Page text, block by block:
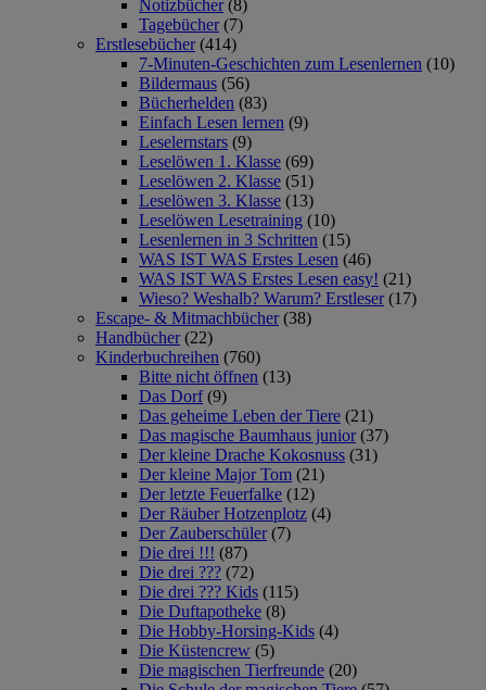
Notizbücher (8)
Tagebücher (7)
Erstlesebücher (414)
7-Minuten-Geschichten zum Lesenlernen (10)
Bildermaus (56)
Bücherhelden (83)
Einfach Lesen lernen (9)
Leselernstars (9)
Leselöwen 1. Klasse (69)
Leselöwen 2. Klasse (51)
Leselöwen 3. Klasse (13)
Leselöwen Lesetraining (10)
Lesenlernen in 3 Schritten (15)
WAS IST WAS Erstes Lesen (46)
WAS IST WAS Erstes Lesen easy! (21)
Wieso? Weshalb? Warum? Erstleser (17)
Escape- & Mitmachbücher (38)
Handbücher (22)
Kinderbuchreihen (760)
Bitte nicht öffnen (13)
Das Dorf (9)
Das geheime Leben der Tiere (21)
Das magische Baumhaus junior (37)
Der kleine Drache Kokosnuss (31)
Der kleine Major Tom (21)
Der letzte Feuerfalke (12)
Der Räuber Hotzenplotz (4)
Der Zauberschüler (7)
Die drei !!! (87)
Die drei ??? (72)
Die drei ??? Kids (115)
Die Duftapotheke (8)
Die Hobby-Horsing-Kids (4)
Die Küstencrew (5)
Die magischen Tierfreunde (20)